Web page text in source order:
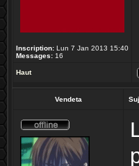
Inscription: Lun 7 Jan 2013 15:40
Messages: 16
Haut
Vendeta